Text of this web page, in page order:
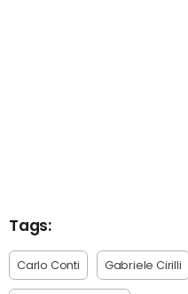
Tags:
Carlo Conti Gabriele Cirilli